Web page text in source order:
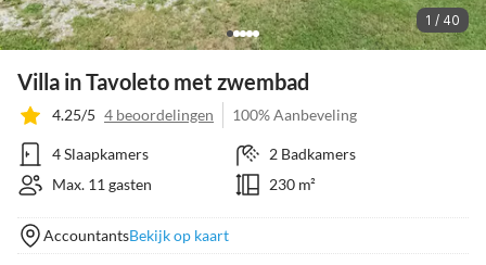
1 / 40
Villa in Tavoleto met zwembad
4.25/5 4 beoordelingen 100% Aanbeveling
4 Slaapkamers
2 Badkamers
Max. 11 gasten
230 m²
AccountantsBekijk op kaart